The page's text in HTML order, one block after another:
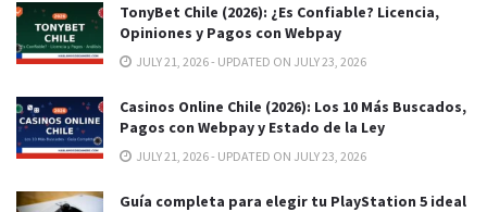
TonyBet Chile (2026): ¿Es Confiable? Licencia,
Opiniones y Pagos con Webpay
JULY 21, 2026 - UPDATED ON JULY 23, 2026
Casinos Online Chile (2026): Los 10 Más Buscados,
Pagos con Webpay y Estado de la Ley
JULY 21, 2026 - UPDATED ON JULY 23, 2026
Guía completa para elegir tu PlayStation 5 ideal